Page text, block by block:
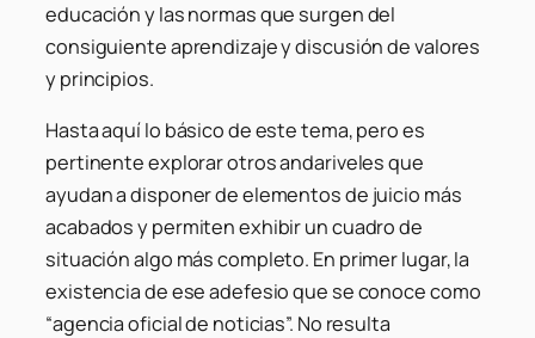
educación y las normas que surgen del
consiguiente aprendizaje y discusión de valores
y principios.
Hasta aquí lo básico de este tema, pero es
pertinente explorar otros andariveles que
ayudan a disponer de elementos de juicio más
acabados y permiten exhibir un cuadro de
situación algo más completo. En primer lugar, la
existencia de ese adefesio que se conoce como
“agencia oficial de noticias”. No resulta